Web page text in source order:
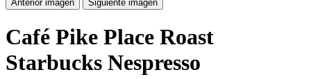
Anterior imagen Siguiente imagen
Café Pike Place Roast
Starbucks Nespresso